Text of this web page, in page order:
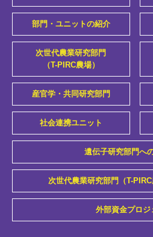
部門・ユニットの紹介
次世代農業研究部門
（T-PIRC農場）
産官学・共同研究部門
社会連携ユニット
遺伝子研究部門へ
次世代農業研究部門（T-
外部資金プロジ